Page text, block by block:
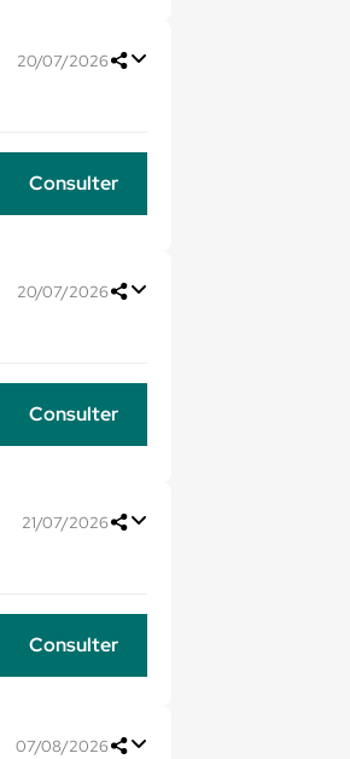
20/07/2026
Consulter
20/07/2026
Consulter
21/07/2026
Consulter
07/08/2026